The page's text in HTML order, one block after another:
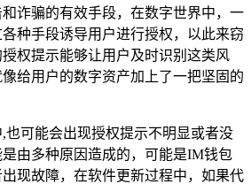
诈骗的有效手段，在数字世界中，一
种手段诱导用户进行授权，以此来窃
权提示能够让用户及时识别这类风
给用户的数字资产加上了一把坚固的
也可能会出现授权提示不明显或者没
由多种原因造成的，可能是IM钱包
现故障，在软件更新过程中，如果代